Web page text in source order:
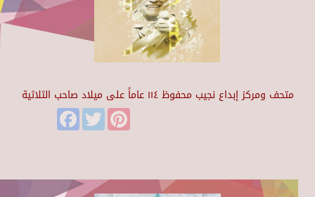
متحف ومركز إبداع نجيب محفوظ ١١٤ عاماً على ميلاد صاحب الثلاثية
FacebookTwitter